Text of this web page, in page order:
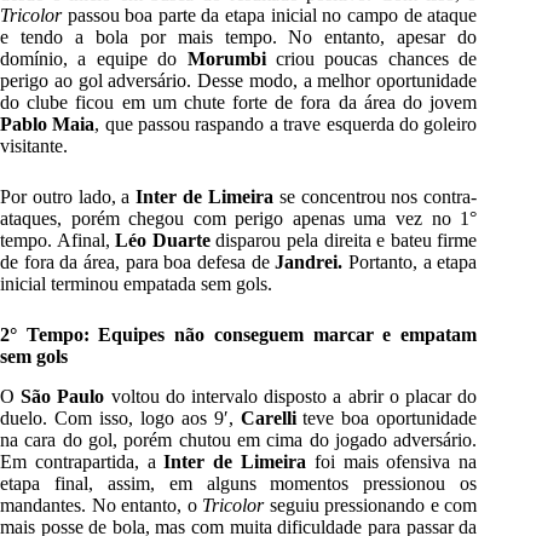
Tricolorpassou boa parte da etapa inicial no campo de ataque
e tendo a bola por mais tempo. No entanto, apesar do
domínio, a equipe do Morumbicriou poucas chances de
perigo ao gol adversário. Desse modo, a melhor oportunidade
do clube ficou em um chute forte de fora da área do jovem
Pablo Maia, que passou raspando a trave esquerda do goleiro
visitante.
Por outro lado, aInter de Limeira se concentrou nos contra-
ataques, porém chegou com perigo apenas uma vez no 1°
tempo. Afinal,Léo Duartedisparou pela direita e bateu firme
de fora da área, para boa defesa deJandrei. Portanto, a etapa
inicial terminou empatada sem gols.
2° Tempo: Equipes não conseguem marcar e empatam
sem gols
O São Paulo voltou do intervalo disposto a abrir o placar do
duelo. Com isso, logo aos 9′, Carelliteve boa oportunidade
na cara do gol, porém chutou em cima do jogado adversário.
Em contrapartida, a Inter de Limeira foi mais ofensiva na
etapa final, assim, em alguns momentos pressionou os
mandantes. No entanto, o Tricolorseguiu pressionando e com
mais posse de bola, mas com muita dificuldade para passar da